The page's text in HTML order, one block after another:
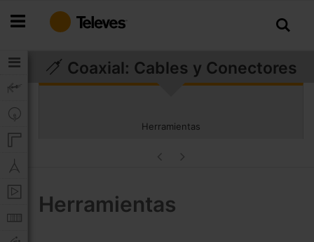
al
Coaxial: Cables y Conectores
Herramientas
Herramientas